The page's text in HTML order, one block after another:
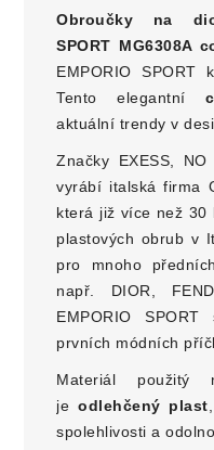
Obroučky na
SPORT MG6308A
EMPORIO
Tento elegantní
aktuální trendy v
Značky EXESS,
vyrábí italská firma
která již více než 30
plastových obrub v
pro mnoho
např. DIOR,
EMPORIO
prvních módních
Materiál použitý
jeodlehčený plast
spolehlivosti a